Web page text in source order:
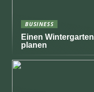
BUSINESS
Einen Wintergarten
planen